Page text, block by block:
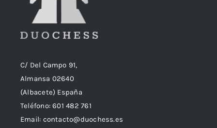
C/ Del Campo 91,
Almansa 02640
(Albacete) España
Teléfono:601 482 761
Email: contacto@duochess.es